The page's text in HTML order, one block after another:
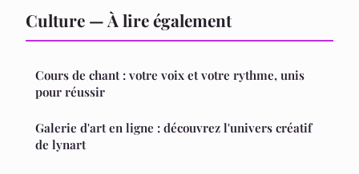
Culture — À lire également
Cours de chant : votre voix et votre rythme, unis
pour réussir
Galerie d'art en ligne : découvrez l'univers créatif
de lynart